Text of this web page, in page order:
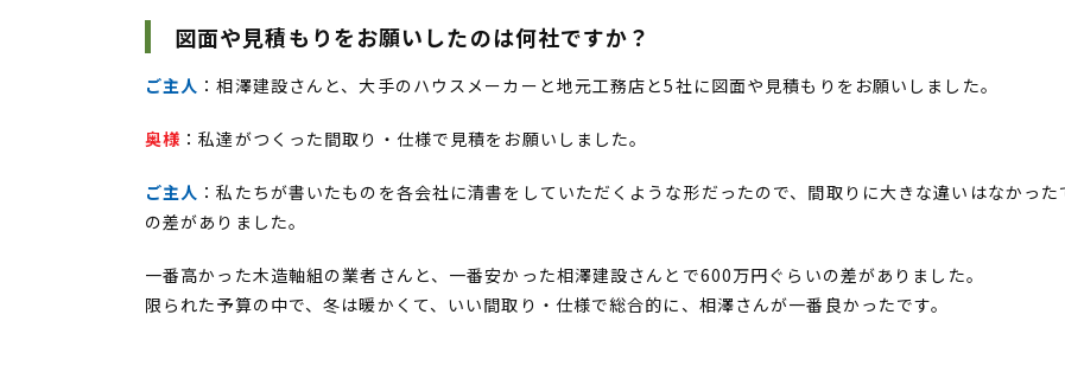
図面や見積もりをお願いしたのは何社ですか？
ご主人 ：相澤建設さんと、大手のハウスメーカーと地元工務店と5社に図面や見積もりをお願いしました。
奥様 ：私達がつくった間取り・仕様で見積をお願いしました。
ご主人 ：私たちが書いたものを各会社に清書をしていただくような形だったので、間取りに大きな違いはなかっ
の差がありました。
一番高かった木造軸組の業者さんと、一番安かった相澤建設さんとで600万円ぐらいの差がありました。
限られた予算の中で、冬は暖かくて、いい間取り・仕様で総合的に、相澤さんが一番良かったです。